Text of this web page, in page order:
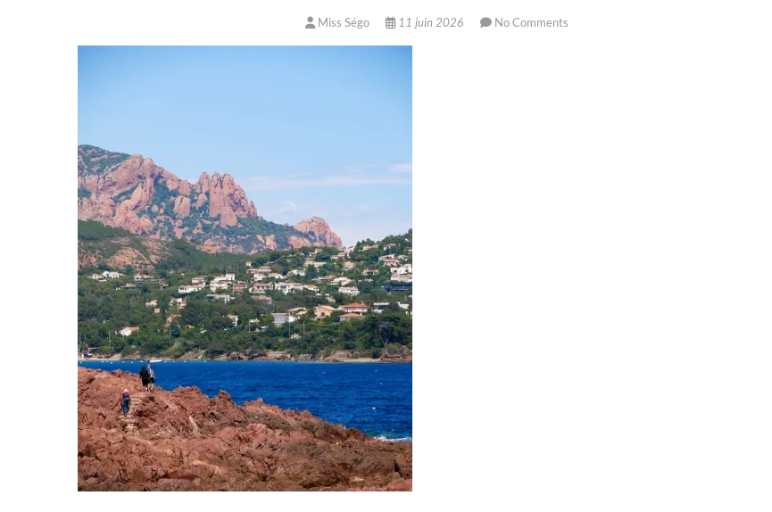
Miss Ségo 11 juin 2026 No Comments